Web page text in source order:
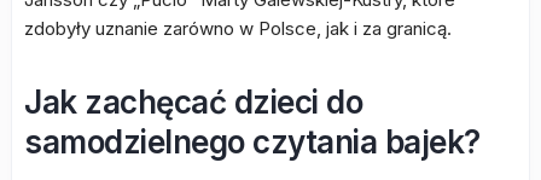
zdobyły uznanie zarówno w Polsce, jak i za granicą.
Jak zachęcać dzieci do
samodzielnego czytania bajek?